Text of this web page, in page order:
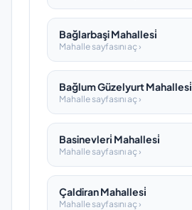
Bağlarbaşi Mahallesi̇
Mahalle sayfasını aç ›
Bağlum Güzelyurt Mahallesi̇
Mahalle sayfasını aç ›
Basinevleri̇ Mahallesi̇
Mahalle sayfasını aç ›
Çaldiran Mahallesi̇
Mahalle sayfasını aç ›